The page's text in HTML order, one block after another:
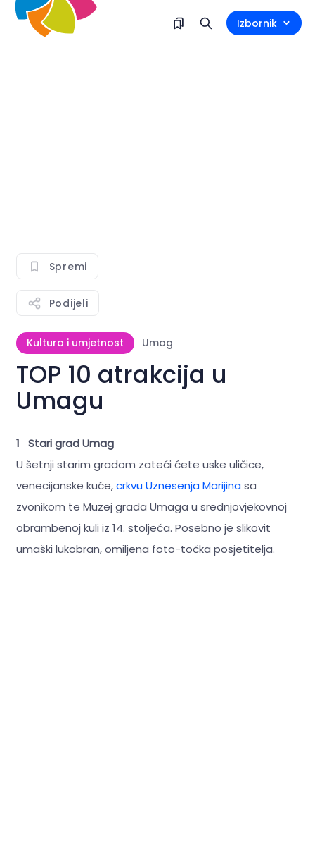
Izbornik
Spremi
Podijeli
Kultura i umjetnost Umag
TOP 10 atrakcija u
Umagu
1 Stari grad Umag
U šetnji starim gradom zateći ćete uske uličice,
venecijanske kuće,crkvu Uznesenja Marijinasa
zvonikom te Muzej grada Umaga u srednjovjekovnoj
obrambenoj kuli iz 14. stoljeća. Posebno je slikovit
umaški lukobran, omiljena foto-točka posjetitelja.